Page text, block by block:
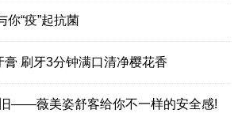
你“疫”起抗菌
刷牙3分钟满口清净樱花香
旧——薇美姿舒客给你不一样的安全感!